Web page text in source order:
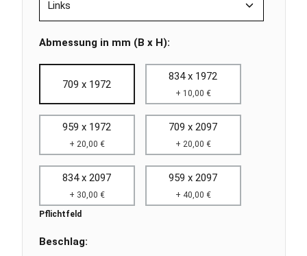
Abmessung in mm (B x H):
709 x 1972
834 x 1972
+ 10,00 €
959 x 1972
+ 20,00 €
709 x 2097
+ 20,00 €
834 x 2097
+ 30,00 €
959 x 2097
+ 40,00 €
Pflichtfeld
Beschlag: